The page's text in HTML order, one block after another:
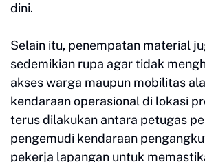
dini.
Selain itu, penempatan material
sedemikian rupa agar tidak
akses warga maupun mobilitas
kendaraan operasional di lokasi
terus dilakukan antara petugas
pengemudi kendaraan
pekerja lapangan untuk